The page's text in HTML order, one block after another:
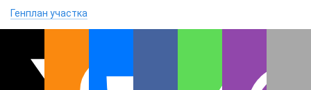
Генплан участка
Доставка
Оплата